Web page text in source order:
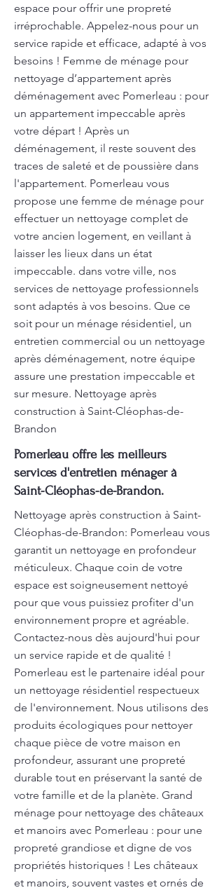
espace pour offrir une propreté
irréprochable. Appelez-nous pour un
service rapide et efficace, adapté à vos
besoins ! Femme de ménage pour
nettoyage d’appartement après
déménagement avec Pomerleau : pour
un appartement impeccable après
votre départ ! Après un
déménagement, il reste souvent des
traces de saleté et de poussière dans
l'appartement. Pomerleau vous
propose une femme de ménage pour
effectuer un nettoyage complet de
votre ancien logement, en veillant à
laisser les lieux dans un état
impeccable. dans votre ville, nos
services de nettoyage professionnels
sont adaptés à vos besoins. Que ce
soit pour un ménage résidentiel, un
entretien commercial ou un nettoyage
après déménagement, notre équipe
assure une prestation impeccable et
sur mesure. Nettoyage après
construction à Saint-Cléophas-de-
Brandon
Pomerleau offre les meilleurs
services d'entretien ménager à
Saint-Cléophas-de-Brandon.
Nettoyage après construction à Saint-
Cléophas-de-Brandon: Pomerleau vous
garantit un nettoyage en profondeur
méticuleux. Chaque coin de votre
espace est soigneusement nettoyé
pour que vous puissiez profiter d'un
environnement propre et agréable.
Contactez-nous dès aujourd'hui pour
un service rapide et de qualité !
Pomerleau est le partenaire idéal pour
un nettoyage résidentiel respectueux
de l'environnement. Nous utilisons des
produits écologiques pour nettoyer
chaque pièce de votre maison en
profondeur, assurant une propreté
durable tout en préservant la santé de
votre famille et de la planète. Grand
ménage pour nettoyage des châteaux
et manoirs avec Pomerleau : pour une
propreté grandiose et digne de vos
propriétés historiques ! Les châteaux
et manoirs, souvent vastes et ornés de